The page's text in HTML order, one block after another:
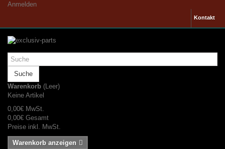
Anmelden
Kontakt
Suche
Warenkorb (Leer)
Keine Artikel
0,00€ MwSt.
0,00€ Gesamt
Preise inkl. MwSt.
Warenkorb anzeigen